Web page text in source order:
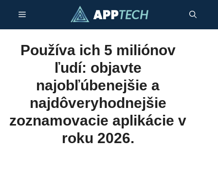
obsah
Menu
Používa ich 5 miliónov
ľudí: objavte
najobľúbenejšie a
najdôveryhodnejšie
zoznamovacie aplikácie v
roku 2026.